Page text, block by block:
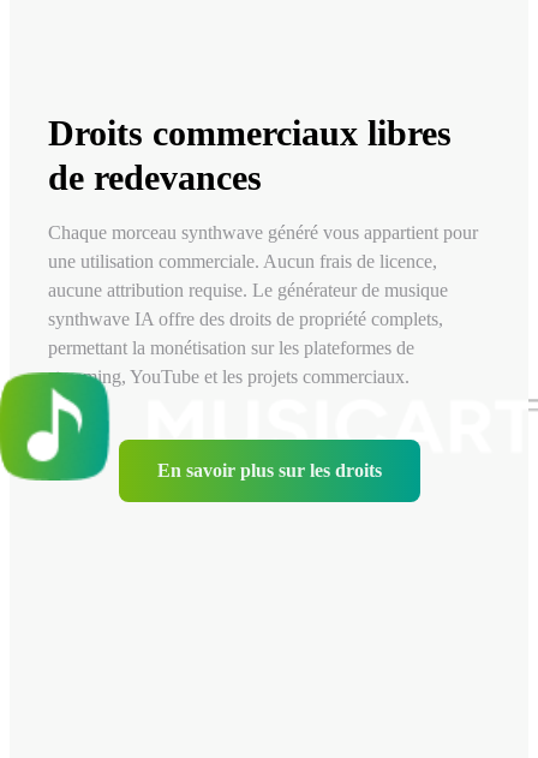
Droits commerciaux libres
de redevances
Chaque morceau synthwave généré vous appartient pour
une utilisation commerciale. Aucun frais de licence,
aucune attribution requise. Le générateur de musique
synthwave IA offre des droits de propriété complets,
permettant la monétisation sur les plateformes de
streaming, YouTube et les projets commerciaux.
En savoir plus sur les droits